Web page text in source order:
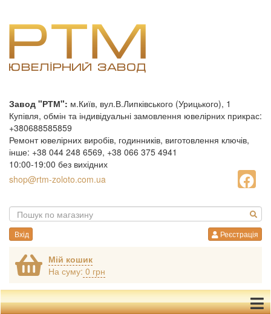
Завод "РТМ": м.Київ, вул.В.Липківського (Урицького), 1
Купівля, обмін та індивідуальні замовлення ювелірних прикрас:
+380688585859
Ремонт ювелірних виробів, годинників, виготовлення ключів,
інше: +38 044 248 6569, +38 066 375 4941
10:00-19:00 без вихідних
shop@rtm-zoloto.com.ua
Вхід Реєстрація
Мій кошик
На суму: 0 грн